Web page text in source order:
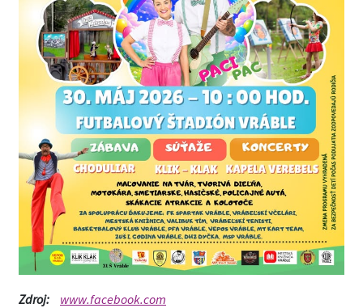
Zdroj: www.facebook.com